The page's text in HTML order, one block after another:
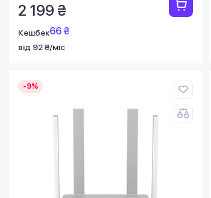
2 199 ₴
Кешбек66 ₴
від 92 ₴/міс
-9%